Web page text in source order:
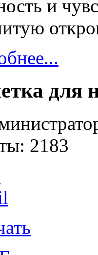
и
для
2183